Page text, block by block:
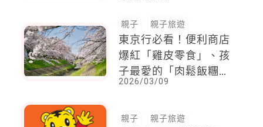
mombaby親子風格市
集
親子 親子旅遊
東京行必看！便利商店
爆紅「雞皮零食」、孩
子最愛的「肉鬆飯糰」
都是禁帶清單，違規罰
2026/03/09
親子 親子旅遊